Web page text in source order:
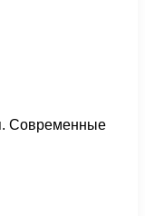
Современные